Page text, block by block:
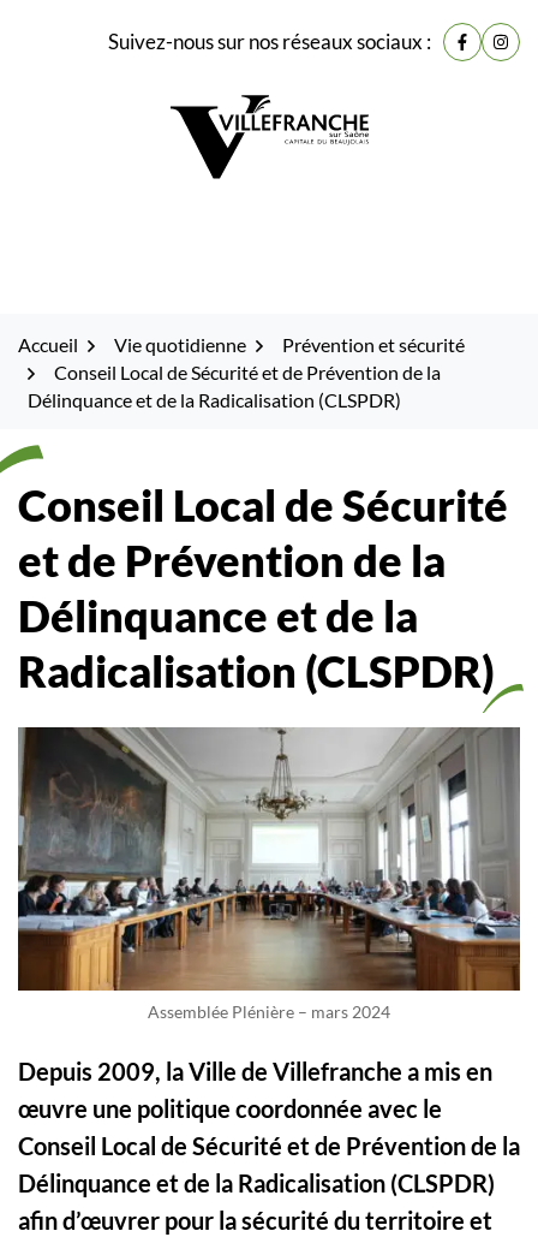
Suivez-nous sur nos réseaux sociaux : Lien vers
Lien
Accueil Vie quotidienne
Prévention et sécurité
Conseil Local de Sécurité et de Prévention de la
Délinquance et de la Radicalisation (CLSPDR)
Conseil Local de Sécurité
et de Prévention de la
Délinquance et de la
Radicalisation (CLSPDR)
Assemblée Plénière – mars 2024
Depuis 2009, la Ville de Villefranche a mis en
œuvre une politique coordonnée avec le
Conseil Local de Sécurité et de Prévention de la
Délinquance et de la Radicalisation (CLSPDR)
afin d’œuvrer pour la sécurité du territoire et